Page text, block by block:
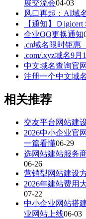
展交流会04-03
风口再起：AI域
【通知】Ｄ
企业QQ更换通知
.cn域名限时钜惠
.com/.xyz域名9
中文域名查询官
注册一个中文域
相关推荐
交友平台网站建
2026中小企业官
一篇看懂06-29
选网站建站服务
06-26
营销型网站建设
2026年建站费用
07-22
中小企业网站搭
业网站上线06-03